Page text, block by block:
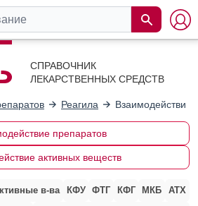
СПРАВОЧНИК
ЛЕКАРСТВЕННЫХ СРЕДСТВ
Реагила Взаимодействие
препаратов
активных веществ
в-ва КФУ ФТГ КФГ МКБ АТХ